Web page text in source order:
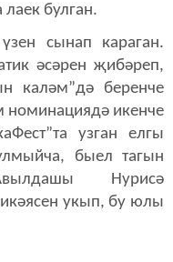
булган.
сынап караган.
әсәрен җибәреп,
каләм”дә беренче
номинациядә икенче
узган елгы
быел тагын
Нурисә
укып, бу юлы